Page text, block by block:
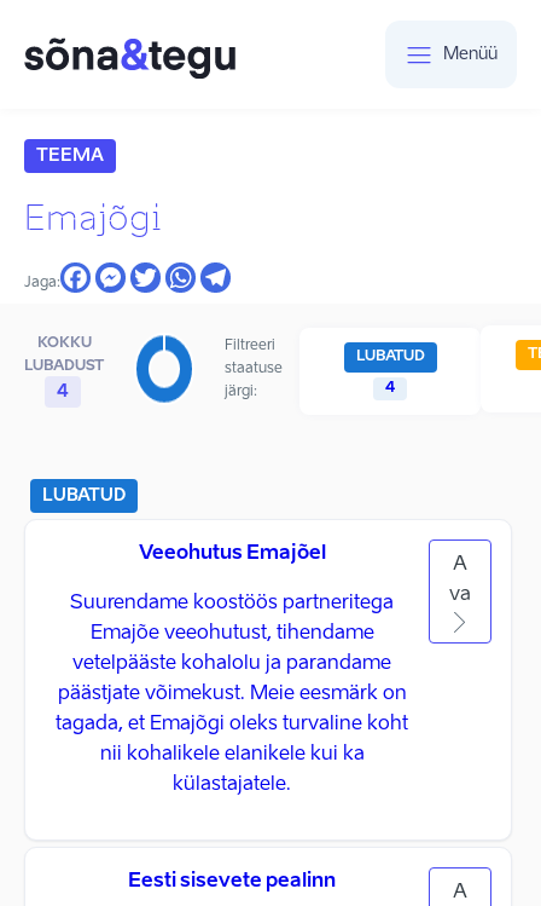
Menüü
TEEMA
Emajõgi
Jaga:
KOKKU
LUBADUST
4
Filtreeri
staatuse
järgi:
LUBATUD
4
LUBATUD
Veeohutus Emajõel
Suurendame koostöös partneritega
Emajõe veeohutust, tihendame
vetelpääste kohalolu ja parandame
päästjate võimekust. Meie eesmärk on
tagada, et Emajõgi oleks turvaline koht
nii kohalikele elanikele kui ka
külastajatele.
A
va
Eesti sisevete pealinn
A